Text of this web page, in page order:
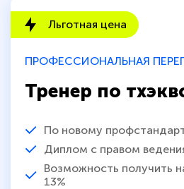
ПРОФЕССИОНАЛЬНАЯ
Тренер по
По новому
Диплом с правом
Возможность получить
13%
Льготная цена